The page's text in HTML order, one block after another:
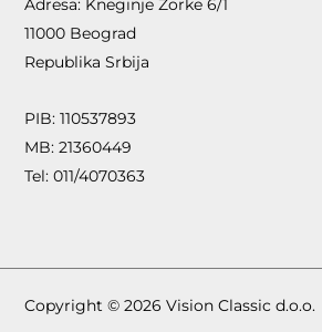
Adresa: Kneginje Zorke 6/1
11000 Beograd
Republika Srbija
PIB: 110537893
MB: 21360449
Tel: 011/4070363
Copyright © 2026 Vision Classic d.o.o.